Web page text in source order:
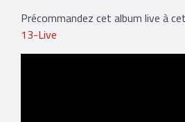
Précommandez cet album live à
13-Live